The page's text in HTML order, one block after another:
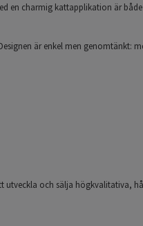
en charmig kattapplikation är
är enkel men genomtänkt:
utveckla och sälja högkvalitativa,